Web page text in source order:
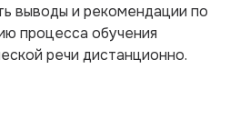
выводы и рекомендации по
процесса обучения
речи дистанционно.